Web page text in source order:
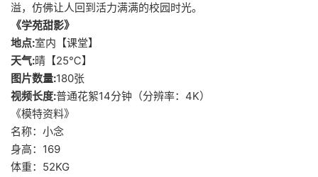
溢，仿佛让人回到活力满满的校园时光。
《学苑甜影》
地点:室内【课堂】
天气:晴【25℃】
图片数量:180张
视频长度:普通花絮14分钟（分辨率：4K）
《模特资料》
名称：小念
身高：169
体重：52KG